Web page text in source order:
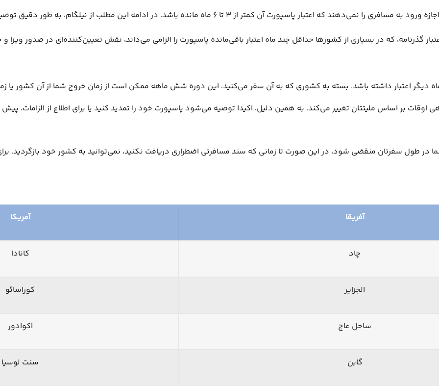
گذرنامه، که در بسیاری از کشورها حداقل چند ماه اعتبار باقی‌مانده پاسپورت را الزامی می‌داند، نقش تعیین‌کننده‌ای در صدور ویزا
اعتبار داشته باشد. بسته به کشوری که به آن سفر می‌کنید، این دوره شش ماهه ممکن است از زمان خروج شما از آن کشور یا
بر اساس ملیتتان تغییر می‌کند. به همین دلیل، اکیدا توصیه می‌شود پاسپورت خود را تمدید کنید یا برای اطلاع از الزامات، پیش
طول سفرتان منقضی شود، در این صورت تا زمانی که سند مسافرتی اضطراری دریافت نکنید، نمی‌توانید به کشور خود بازگردید.
آفریقا آمریکا
چاد کانادا
الجزایر کوراسائو
ساحل عاج اکوادور
گابن سنت لوسیا